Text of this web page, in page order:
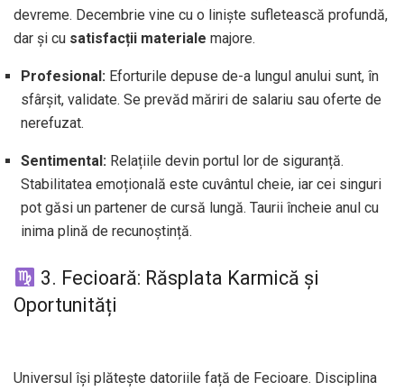
devreme. Decembrie vine cu o liniște sufletească profundă,
dar și cu satisfacții materiale majore.
Profesional: Eforturile depuse de-a lungul anului sunt, în
sfârșit, validate. Se prevăd măriri de salariu sau oferte de
nerefuzat.
Sentimental: Relațiile devin portul lor de siguranță.
Stabilitatea emoțională este cuvântul cheie, iar cei singuri
pot găsi un partener de cursă lungă. Taurii încheie anul cu
inima plină de recunoștință.
3. Fecioară: Răsplata Karmică și
Oportunități
Universul își plătește datoriile față de Fecioare. Disciplina